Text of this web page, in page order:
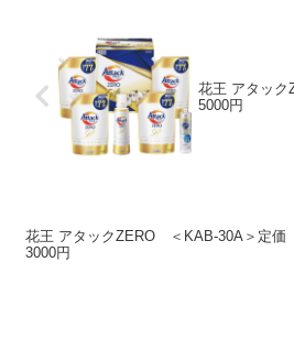
花王 アタッ
5000円
花王 アタックZERO ＜KAB-30A＞定価
3000円